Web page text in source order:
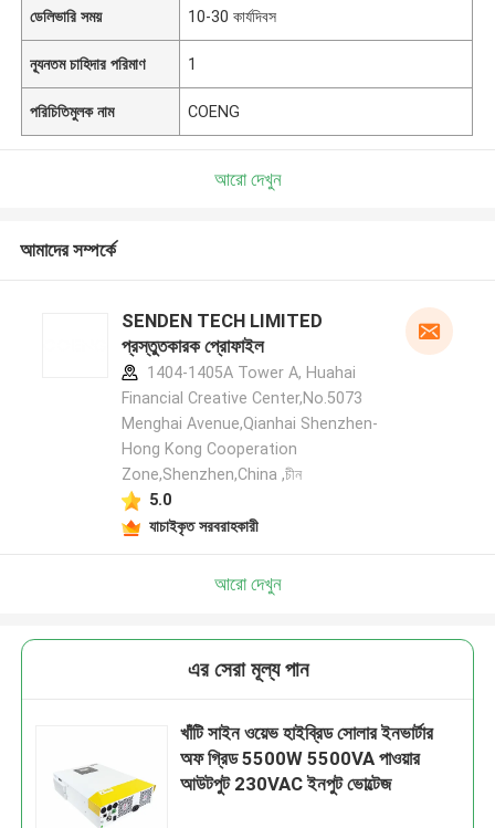
ডেলিভারি সময় 10-30 কার্যদিবস
ন্যূনতম চাহিদার পরিমাণ 1
পরিচিতিমুলক নাম COENG
আরো দেখুন
আমাদের সম্পর্কে
SENDEN TECH LIMITED
প্রস্তুতকারক প্রোফাইল
1404-1405A Tower A, Huahai
Financial Creative Center,No.5073
Menghai Avenue,Qianhai Shenzhen-
Hong Kong Cooperation
Zone,Shenzhen,China ,চীন
5.0
যাচাইকৃত সরবরাহকারী
আরো দেখুন
এর সেরা মূল্য পান
খাঁটি সাইন ওয়েভ হাইব্রিড সোলার ইনভার্টার
অফ গ্রিড 5500W 5500VA পাওয়ার
আউটপুট 230VAC ইনপুট ভোল্টেজ